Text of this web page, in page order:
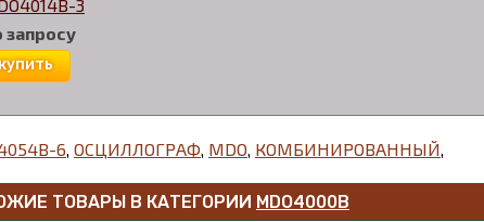
3
запросу
6 ОСЦИЛЛОГРАФ MDO КОМБИНИРОВАННЫЙ
ТОВАРЫ В КАТЕГОРИИ MDO4000B